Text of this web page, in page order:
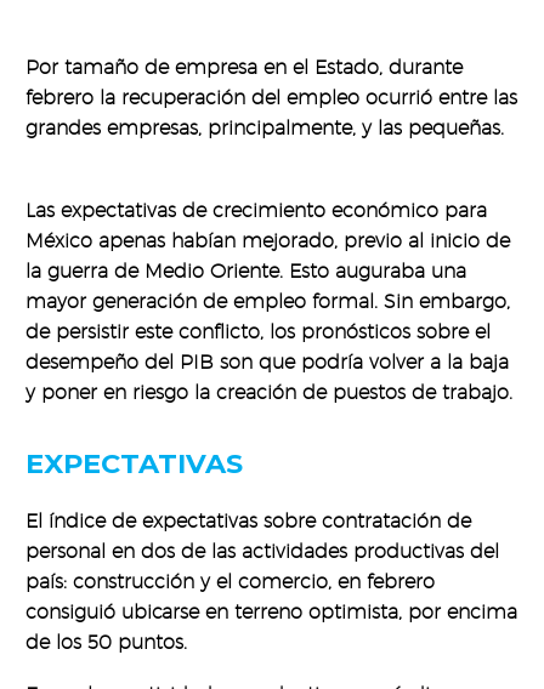
Por tamaño de empresa en el Estado, durante
febrero la recuperación del empleo ocurrió entre las
grandes empresas, principalmente, y las pequeñas.
Las expectativas de crecimiento económico para
México apenas habían mejorado, previo al inicio de
la guerra de Medio Oriente. Esto auguraba una
mayor generación de empleo formal. Sin embargo,
de persistir este conflicto, los pronósticos sobre el
desempeño del PIB son que podría volver a la baja
y poner en riesgo la creación de puestos de trabajo.
EXPECTATIVAS
El índice de expectativas sobre contratación de
personal en dos de las actividades productivas del
país: construcción y el comercio, en febrero
consiguió ubicarse en terreno optimista, por encima
de los 50 puntos.